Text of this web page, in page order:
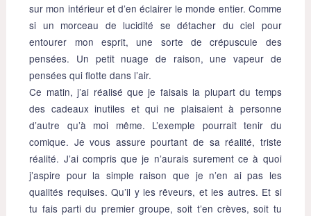
sur mon intérieur et d’en éclairer le monde entier. Comme
si un morceau de lucidité se détacher du ciel pour
entourer mon esprit, une sorte de crépuscule des
pensées. Un petit nuage de raison, une vapeur de
pensées qui flotte dans l’air.
Ce matin, j’ai réalisé que je faisais la plupart du temps
des cadeaux inutiles et qui ne plaisaient à personne
d’autre qu’à moi même. L’exemple pourrait tenir du
comique. Je vous assure pourtant de sa réalité, triste
réalité. J’ai compris que je n’aurais surement ce à quoi
j’aspire pour la simple raison que je n’en ai pas les
qualités requises. Qu’il y les rêveurs, et les autres. Et si
tu fais parti du premier groupe, soit t’en crèves, soit tu